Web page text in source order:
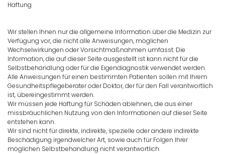
Haftung
Wir stellen Ihnen nur die allgemeine Information über die Medizin zur
Verfügung vor, die nicht alle Anweisungen, möglichen
Wechselwirkungen oder Vorsichtmaßnahmen umfasst. Die
Information, die auf dieser Seite ausgestellt ist kann nicht für die
Selbstbehandlung oder für die Eigendiagnostik verwendet werden.
Alle Anweisungen für einen bestimmten Patienten sollen mit Ihrem
Gesundheitspflegeberater oder Doktor, der für den Fall verantwortlich
ist, übereingestimmt werden.
Wir müssen jede Haftung für Schäden ablehnen, die aus einer
missbräuchlichen Nutzung von den Informationen auf dieser Seite
entstehen kann.
Wir sind nicht für direkte, indirekte, spezielle oder andere indirekte
Beschädigung irgendwelcher Art, sowie auch für Folgen Ihrer
möglichen Selbstbehandlung nicht verantwortlich.